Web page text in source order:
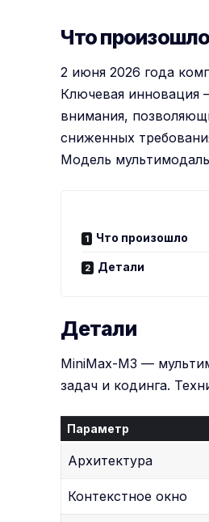
Что произошло
2 июня 2026 года
Ключевая инновация
внимания,
сниженных
Модель
Что произошло
Детали
Детали
MiniMax-M3 —
задач и кодинга.
Параметр
Архитектура
Контекстное окно